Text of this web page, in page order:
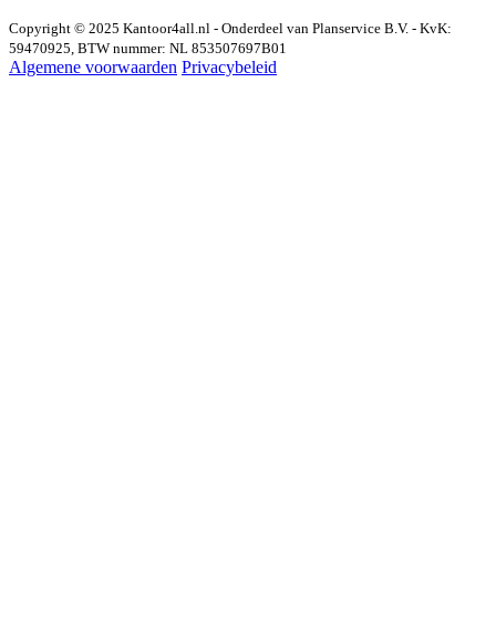
Copyright © 2025 Kantoor4all.nl - Onderdeel van Planservice B.V. - KvK:
59470925, BTW nummer: NL 853507697B01
Algemene voorwaarden Privacybeleid